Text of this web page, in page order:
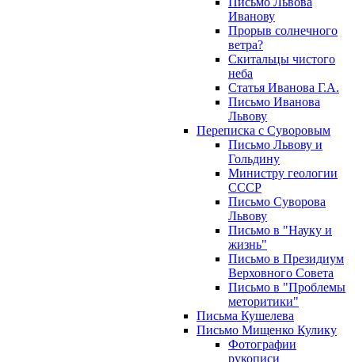
Иванову
Прорыв солнечного
ветра?
Скитальцы чистого
неба
Статья Иванова Г.А.
Письмо Иванова
Львову
Переписка с Суворовым
Письмо Львову и
Гольдину
Министру геологии
СССР
Письмо Суворова
Львову
Письмо в "Науку и
жизнь"
Письмо в Президиум
Верховного Совета
Письмо в "Проблемы
меторитики"
Письма Кушелева
Письмо Мищенко Кулику
Фотографии
рукописи